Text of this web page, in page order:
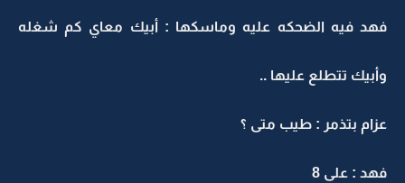
فهد فيه الضحكه عليه وماسكها : أبيك معاي كم شغله
وأبيك تتطلع عليها ..
عزام بتذمر : طيب متى ؟
فهد : على 8